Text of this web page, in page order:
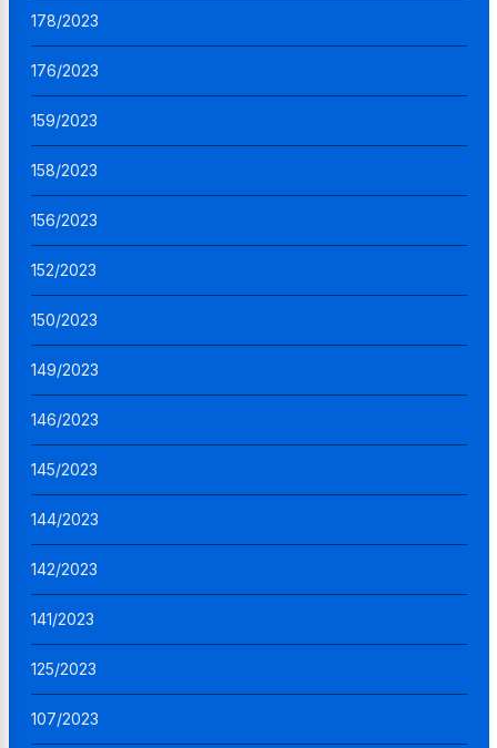
178/2023
176/2023
159/2023
158/2023
156/2023
152/2023
150/2023
149/2023
146/2023
145/2023
144/2023
142/2023
141/2023
125/2023
107/2023